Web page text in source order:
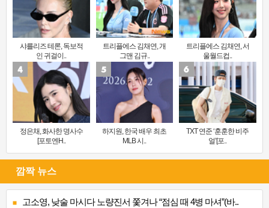
샤를리즈 테론, 독보적
인 귀걸이..
트리플에스 김채연, 개
그맨 김규..
트리플에스 김채연, 서
울월드컵..
정은채, 화사한 명사수
[포토엔H..
하지원, 한국 배우 최초
MLB 시..
TXT 연준 ‘훈훈한 비주
얼’[포..
깜짝 뉴스
고소영, 낮술 마시다 노량진서 쫓겨나 “점심 때 4병 마셔”(바..